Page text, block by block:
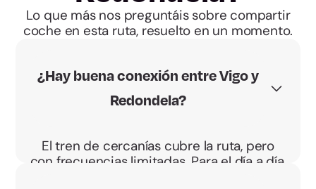
Lo que más nos preguntáis sobre compartir
coche en esta ruta, resuelto en un momento.
¿Hay buena conexión entre Vigo y
Redondela?
El tren de cercanías cubre la ruta, pero
con frecuencias limitadas. Para el día a día,